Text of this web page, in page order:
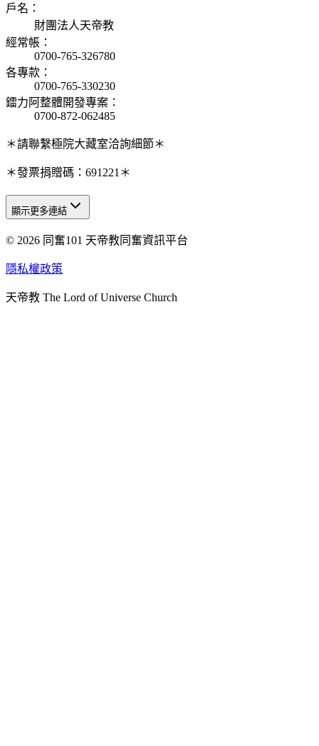
戶名 ：
財團法人天帝教
經常帳 ：
0700-765-326780
各專款 ：
0700-765-330230
鐳力阿整體開發專案 ：
0700-872-062485
＊請聯繫極院大藏室洽詢細節＊
＊發票捐贈碼：691221＊
天人研究總院
天人研究學院
天人炁功院
顯示更多連結
© 2026 同奮101 天帝教同奮資訊平台
隱私權政策
天帝教 The Lord of Universe Church